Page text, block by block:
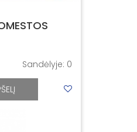
Sandėlyje: 0